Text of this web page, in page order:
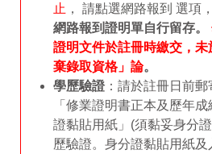
止 ， 請點選網路報到 選項
網路報到證明單自行留存。
證明文件於註冊時繳交，
棄錄取資格」論。
學歷驗證：請於註冊日前
「修業證明書正本及歷年
證黏貼用紙」(須黏妥身分
歷驗證。身分證黏貼用紙